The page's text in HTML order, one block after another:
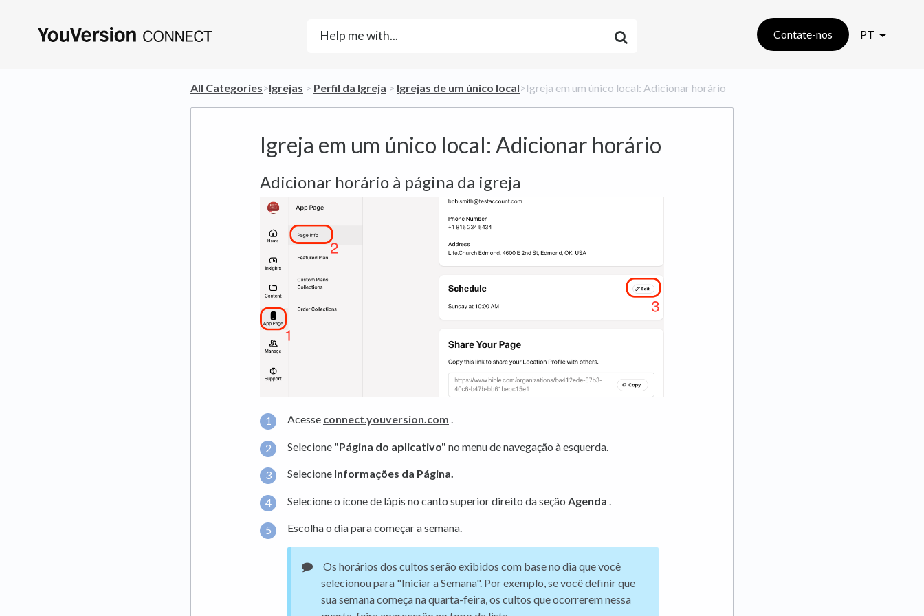
Contate-nos PT
All Categories​>​​Igrejas ​ > ​ ​Perfil da Igreja ​ > ​ ​Igrejas de um único local​>​ Igreja em um único local: Adicionar horário
Igreja em um único local: Adicionar horário
Adicionar horário à página da igreja
Acesse connect.youversion.com .
Selecione "Página do aplicativo" no menu de navegação à esquerda.
Selecione Informações da Página.
Selecione o ícone de lápis no canto superior direito da seção Agenda .
Escolha o dia para começar a semana.
Os horários dos cultos serão exibidos com base no dia que você
selecionou para "Iniciar a Semana". Por exemplo, se você definir que
sua semana começa na quarta-feira, os cultos que ocorrerem nessa